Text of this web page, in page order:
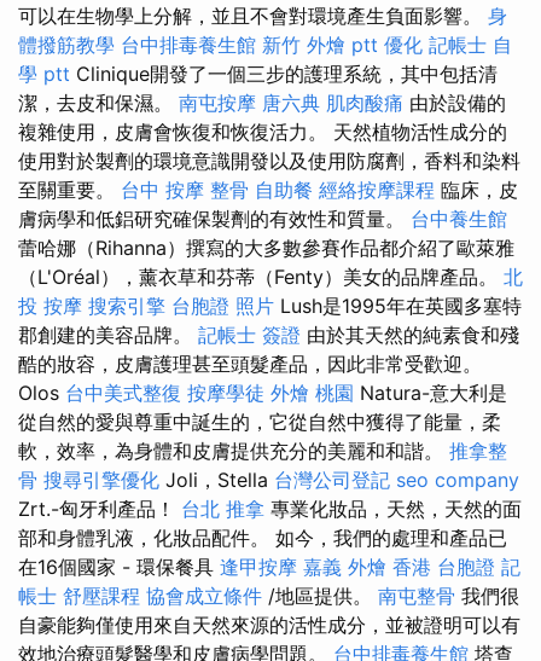
可以在生物學上分解，並且不會對環境產生負面影響。 身
體撥筋教學 台中排毒養生館 新竹 外燴 ptt 優化 記帳士 自
學 ptt Clinique開發了一個三步的護理系統，其中包括清
潔，去皮和保濕。 南屯按摩 唐六典 肌肉酸痛 由於設備的
複雜使用，皮膚會恢復和恢復活力。 天然植物活性成分的
使用對於製劑的環境意識開發以及使用防腐劑，香料和染料
至關重要。 台中 按摩 整骨 自助餐 經絡按摩課程 臨床，皮
膚病學和低鋁研究確保製劑的有效性和質量。 台中養生館
蕾哈娜（Rihanna）撰寫的大多數參賽作品都介紹了歐萊雅
（L'Oréal），薰衣草和芬蒂（Fenty）美女的品牌產品。 北
投 按摩 搜索引擎 台胞證 照片 Lush是1995年在英國多塞特
郡創建的美容品牌。 記帳士 簽證 由於其天然的純素食和殘
酷的妝容，皮膚護理甚至頭髮產品，因此非常受歡迎。
Olos 台中美式整復 按摩學徒 外燴 桃園 Natura-意大利是
從自然的愛與尊重中誕生的，它從自然中獲得了能量，柔
軟，效率，為身體和皮膚提供充分的美麗和和諧。 推拿整
骨 搜尋引擎優化 Joli，Stella 台灣公司登記 seo company
Zrt.-匈牙利產品！ 台北 推拿 專業化妝品，天然，天然的面
部和身體乳液，化妝品配件。 如今，我們的處理和產品已
在16個國家 - 環保餐具 逢甲按摩 嘉義 外燴 香港 台胞證 記
帳士 舒壓課程 協會成立條件 /地區提供。 南屯整骨 我們很
自豪能夠僅使用來自天然來源的活性成分，並被證明可以有
效地治療頭髮醫學和皮膚病學問題。 台中排毒養生館 塔查